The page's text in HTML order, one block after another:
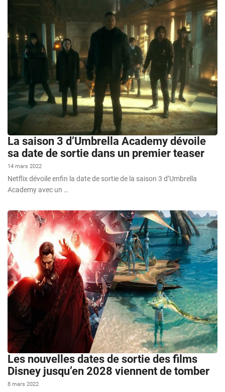
La saison 3 d’Umbrella Academy dévoile
sa date de sortie dans un premier teaser
14 mars 2022
Netflix dévoile enfin la date de sortie de la saison 3 d’Umbrella
Academy avec un …
Les nouvelles dates de sortie des films
Disney jusqu’en 2028 viennent de tomber
8 mars 2022